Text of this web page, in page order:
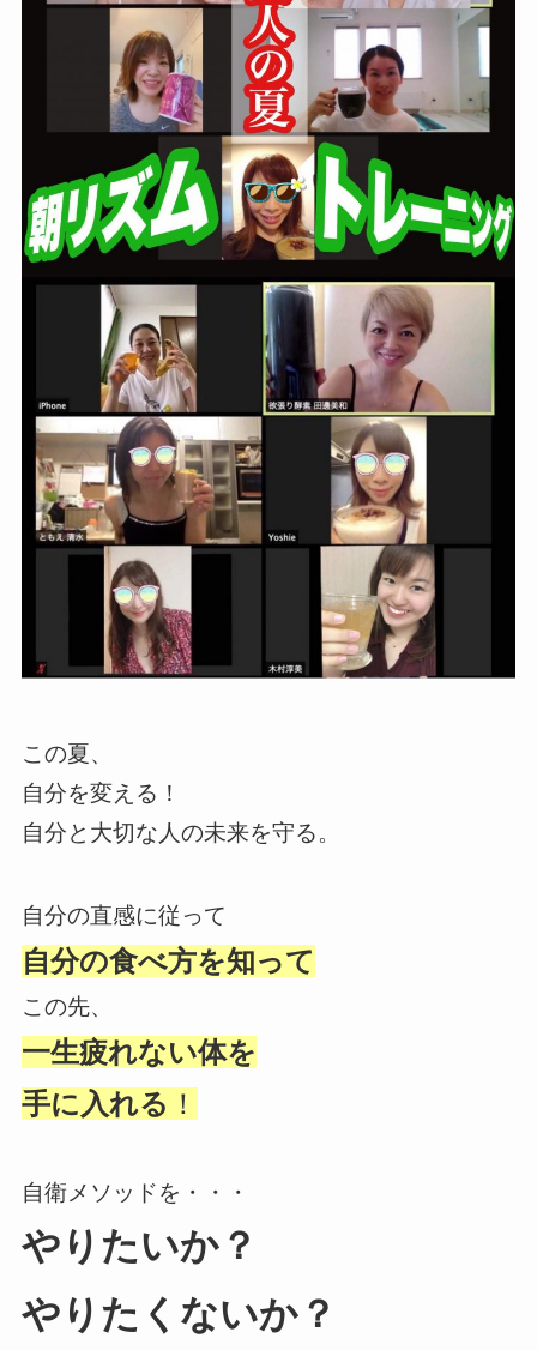
この夏、
自分を変える！
自分と大切な人の未来を守る。
自分の直感に従って
自分の食べ方を知って
この先、
一生疲れない体を
手に入れる ！
自衛メソッドを・・・
やりたいか？
やりたくないか？